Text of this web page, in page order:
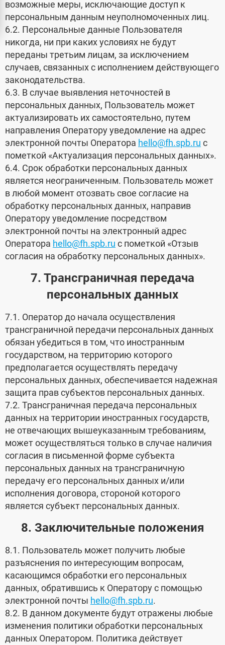
возможные меры, исключающие доступ к
персональным данным неуполномоченных лиц.
6.2. Персональные данные Пользователя
никогда, ни при каких условиях не будут
переданы третьим лицам, за исключением
случаев, связанных с исполнением действующего
законодательства.
6.3. В случае выявления неточностей в
персональных данных, Пользователь может
актуализировать их самостоятельно, путем
направления Оператору уведомление на адрес
электронной почты Оператора hello@fh.spb.ru с
пометкой «Актуализация персональных данных».
6.4. Срок обработки персональных данных
является неограниченным. Пользователь может
в любой момент отозвать свое согласие на
обработку персональных данных, направив
Оператору уведомление посредством
электронной почты на электронный адрес
Оператора hello@fh.spb.ru с пометкой «Отзыв
согласия на обработку персональных данных».
7. Трансграничная передача
персональных данных
7.1. Оператор до начала осуществления
трансграничной передачи персональных данных
обязан убедиться в том, что иностранным
государством, на территорию которого
предполагается осуществлять передачу
персональных данных, обеспечивается надежная
защита прав субъектов персональных данных.
7.2. Трансграничная передача персональных
данных на территории иностранных государств,
не отвечающих вышеуказанным требованиям,
может осуществляться только в случае наличия
согласия в письменной форме субъекта
персональных данных на трансграничную
передачу его персональных данных и/или
исполнения договора, стороной которого
является субъект персональных данных.
8. Заключительные положения
8.1. Пользователь может получить любые
разъяснения по интересующим вопросам,
касающимся обработки его персональных
данных, обратившись к Оператору с помощью
электронной почты hellо@fh.spb.ru.
8.2. В данном документе будут отражены любые
изменения политики обработки персональных
данных Оператором. Политика действует